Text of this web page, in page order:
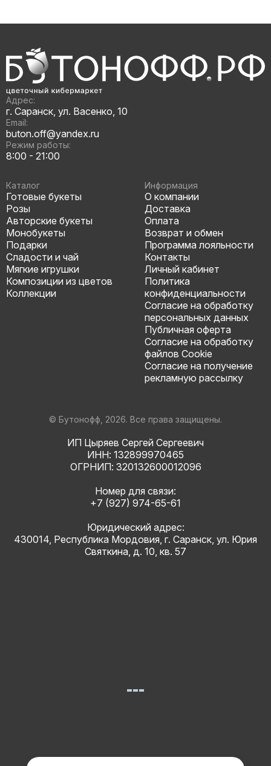
Адрес:
г. Саранск, ул. Васенко, 10
Email:
buton.off@yandex.ru
Режим работы:
8:00 - 21:00
Каталог
Готовые букеты
Розы
Авторские букеты
Монобукеты
Подарки
Сладости и чай
Мягкие игрушки
Композиции из цветов
Коллекции
Информация
О компании
Доставка
Оплата
Возврат и обмен
Программа лояльности
Контакты
Личный кабинет
Политика
конфиденциальности
Согласие на обработку
персональных данных
Публичная оферта
Согласие на обработку
файлов Cookie
Согласие на получение
рекламную рассылку
© Бутонофф, 2026. Все права защищены.
ИП Цыряев Сергей Сергеевич
ИНН: 132899970465
ОГРНИП: 320132600012096
Номер для связи:
+7 (927) 974-65-61
Юридический адрес:
430014, Республика Мордовия, г. Саранск, ул. Юрия
Святкина, д. 10, кв. 57